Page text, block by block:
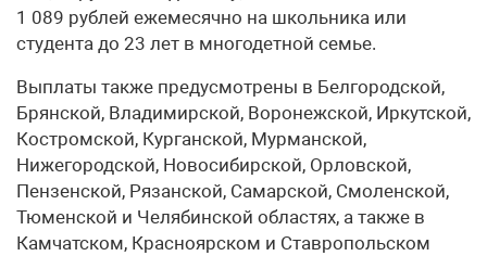
1 089 рублей ежемесячно на школьника или
студента до 23 лет в многодетной семье.
Выплаты также предусмотрены в Белгородской,
Брянской, Владимирской, Воронежской, Иркутской,
Костромской, Курганской, Мурманской,
Нижегородской, Новосибирской, Орловской,
Пензенской, Рязанской, Самарской, Смоленской,
Тюменской и Челябинской областях, а также в
Камчатском, Красноярском и Ставропольском